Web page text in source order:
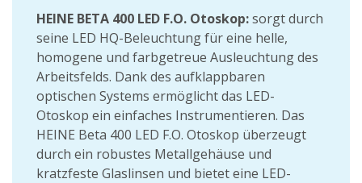
HEINE BETA 400 LED F.O. Otoskop:sorgt durch
seine LED HQ-Beleuchtung für eine helle,
homogene und farbgetreue Ausleuchtung des
Arbeitsfelds. Dank des aufklappbaren
optischen Systems ermöglicht das LED-
Otoskop ein einfaches Instrumentieren. Das
HEINE Beta 400 LED F.O. Otoskop überzeugt
durch ein robustes Metallgehäuse und
kratzfeste Glaslinsen und bietet eine LED-